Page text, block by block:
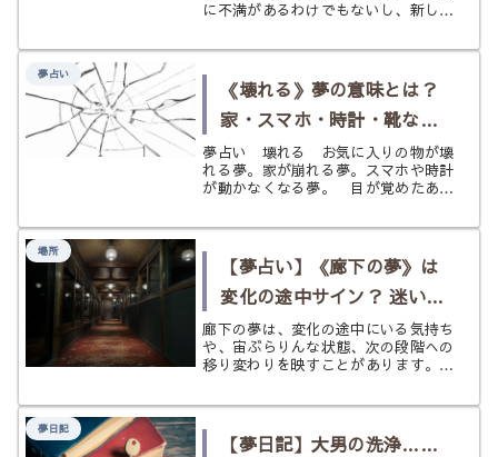
に不満があるわけでもないし、新しい
いる。それなのに急に元彼が夢の中に
はありませんか？ 別に未練があるわ
けで...
夢占い
《壊れる》夢の意味とは？
家・スマホ・時計・靴など
状況別にわかる夢占い
夢占い 壊れる お気に入りの物が壊
れる夢。家が崩れる夢。スマホや時計
が動かなくなる夢。 目が覚めたあと
ることがありますよね。 壊れる夢
係のひずみ、心身の疲れ、そして環境
の変...
場所
【夢占い】《廊下の夢》は
変化の途中サイン？ 迷いと
移り変わりを状況別にひも
とく
廊下の夢は、変化の途中にいる気持ち
や、宙ぶらりんな状態、次の段階への
移り変わりを映すことがあります。明
況別にやさしく読み解きます。
夢日記
【夢日記】大男の洗浄……